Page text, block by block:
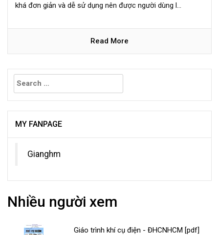
khá đơn giản và dễ sử dụng nên được người dùng l...
Read More
Search
for:
MY FANPAGE
Gianghm
Nhiều người xem
Giáo trình khí cụ điện - ĐHCNHCM [pdf]